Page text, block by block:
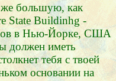
же большую, как
State Buildinhg -
в Нью-Йорке, США
должен иметь
тебя с твоей
основании на